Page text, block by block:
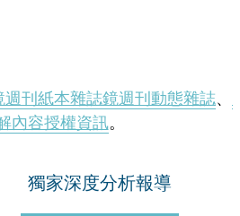
週刊紙本雜誌鏡週刊動態雜誌、
內容授權資訊。
獨家深度分析報導